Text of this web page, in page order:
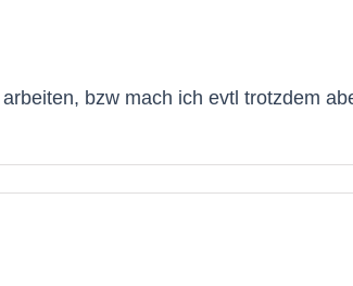
bzw mach ich evtl trotzdem